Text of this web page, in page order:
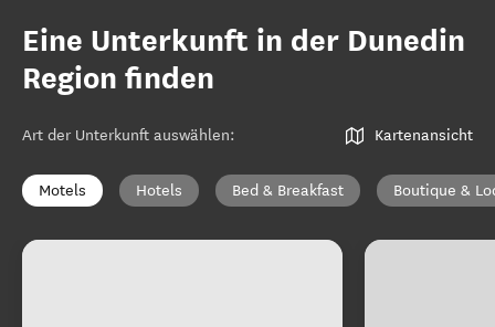
Eine Unterkunft in der Dunedin
Region finden
Art der Unterkunft auswählen: Kartenansicht
Motels Hotels Bed & Breakfast Boutique &